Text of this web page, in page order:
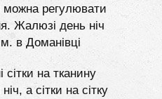
регулювати
Жалюзі день ніч
в Доманівці
сітки на тканину
а сітки на сітку